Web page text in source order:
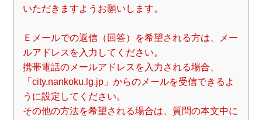
いただきますようお願いします。
Ｅメールでの返信（回答）を希望される方は、メー
ルアドレスを入力してください。
携帯電話のメールアドレスを入力される場合、
「city.nankoku.lg.jp」からのメールを受信できるよ
うに設定してください。
その他の方法を希望される場合は、質問の本文中に